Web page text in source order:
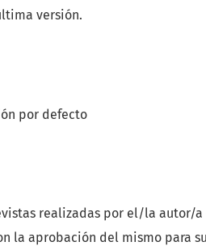
versión.
por defecto
realizadas por el/la autor/
la aprobación del mismo para